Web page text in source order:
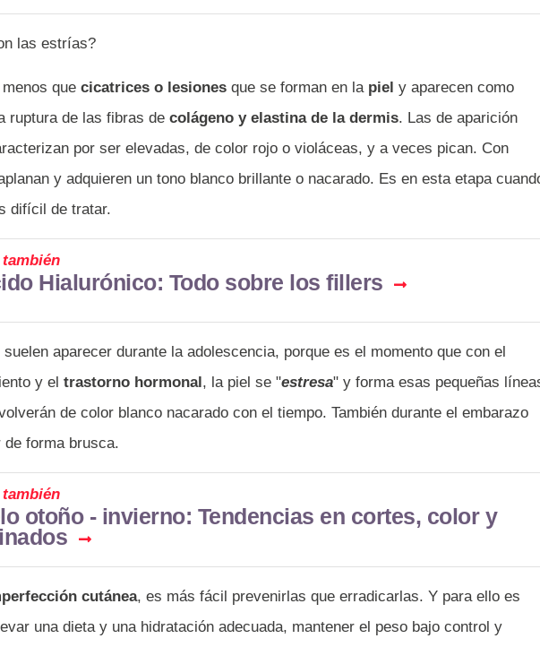
las estrías?
que cicatrices o lesiones que se forman en lapiel y aparecen como
ruptura de las fibras de colágeno y elastina de la dermis. Las de aparición
por ser elevadas, de color rojo o violáceas, y a veces pican. Con
y adquieren un tono blanco brillante o nacarado. Es en esta etapa
difícil de tratar.
también
Hialurónico: Todo sobre los fillers
aparecer durante la adolescencia, porque es el momento que con el
y el trastorno hormonal, la piel se "estresa" y forma esas pequeñas
de color blanco nacarado con el tiempo. También durante el embarazo
de forma brusca.
también
otoño - invierno: Tendencias en cortes, color y
cutánea, es más fácil prevenirlas que erradicarlas. Y para ello es
una dieta y una hidratación adecuada, mantener el peso bajo control y